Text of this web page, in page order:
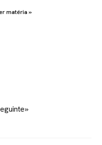
matéria »